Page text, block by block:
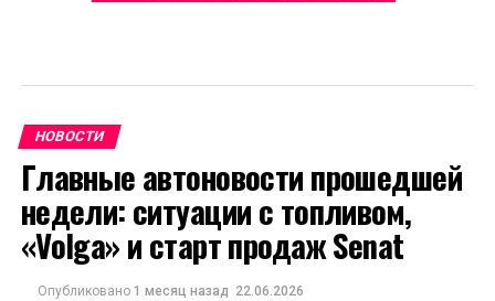
НОВОСТИ
Главные автоновости прошедшей
недели: ситуации с топливом,
«Volga» и старт продаж Senat
Опубликовано 1 месяц назад 22.06.2026